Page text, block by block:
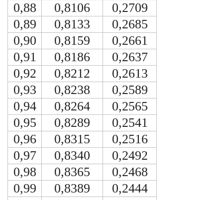
0,88
0,8106
0,2709
0,89
0,8133
0,2685
0,90
0,8159
0,2661
0,91
0,8186
0,2637
0,92
0,8212
0,2613
0,93
0,8238
0,2589
0,94
0,8264
0,2565
0,95
0,8289
0,2541
0,96
0,8315
0,2516
0,97
0,8340
0,2492
0,98
0,8365
0,2468
0,99
0,8389
0,2444